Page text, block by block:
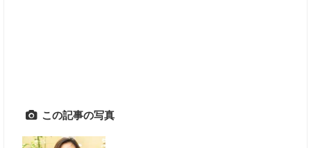
この記事の写真